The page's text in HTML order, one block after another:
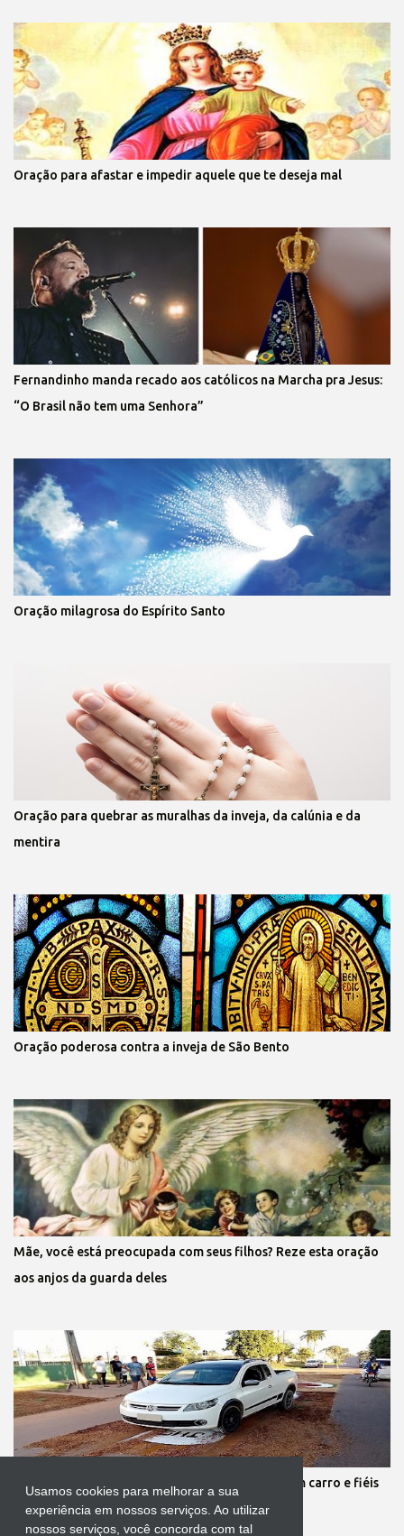
Usamos cookies para melhorar a sua
experiência em nossos serviços. Ao utilizar
nossos serviços, você concorda com tal
Oração para afastar e impedir aquele que te deseja mal
Fernandinho manda recado aos católicos na Marcha pra Jesus:
“O Brasil não tem uma Senhora”
Oração milagrosa do Espírito Santo
Oração para quebrar as muralhas da inveja, da calúnia e da
mentira
Oração poderosa contra a inveja de São Bento
Mãe, você está preocupada com seus filhos? Reze esta oração
aos anjos da guarda deles
Protestante destrói tapete de Corpus Christi com carro e fiéis
se revoltam